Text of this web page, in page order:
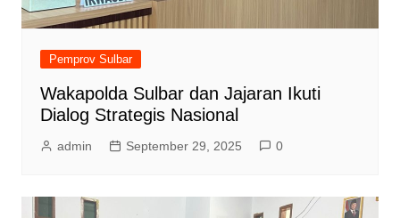
Pemprov Sulbar
Wakapolda Sulbar dan Jajaran Ikuti
Dialog Strategis Nasional
admin September 29, 2025 0